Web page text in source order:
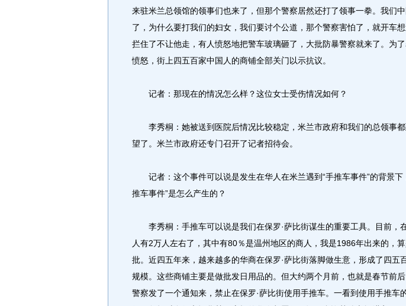
来驻米兰总领馆的领事们也来了，但那个警察居然还打了领事一拳。我们
了，为什么要打我们的妇女，我们要讨个公道，那个警察害怕了，就开车
拦住了不让他走，有人愤怒地把警车玻璃砸了，大批防暴警察就来了。为
愤怒，街上四五百家中国人的商铺全部关门以示抗议。
记者：那现在的情况怎么样？这位女士受伤情况如何？
李秀桐：她被送到医院后情况比较稳定，米兰市政府和我们的总领事都
望了。米兰市政府还专门召开了记者招待会。
记者：这个事件可以说是发生在华人在米兰遇到“手推车事件”的背景下
推车事件”是怎么产生的？
李秀桐：手推车可以说是我们在保罗·萨比街谋生的重要工具。目前，
人有2万人左右了，其中有80％是温州地区的商人，我是1986年出来的，
批。近四五年来，越来越多的华商在保罗·萨比街落脚做生意，形成了四五
规模。这些商铺主要是做批发日用品的。但大约两个月前，也就是春节前
警察发了一个通知来，禁止在保罗·萨比街使用手推车。一看到使用手推车